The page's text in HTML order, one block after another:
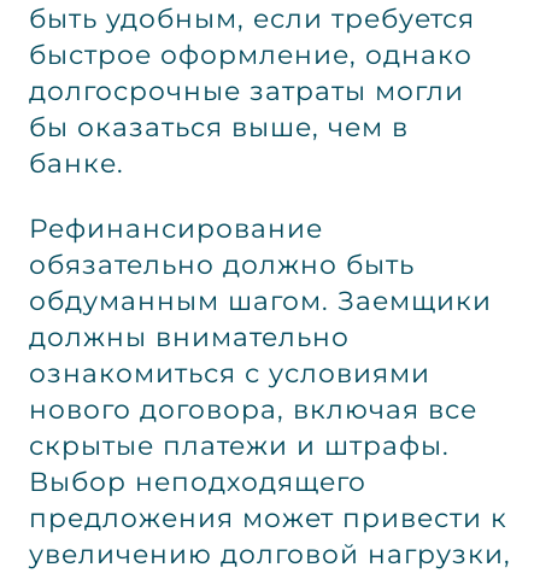
быть удобным, если требуется
быстрое оформление, однако
долгосрочные затраты могли
бы оказаться выше, чем в
банке.
Рефинансирование
обязательно должно быть
обдуманным шагом. Заемщики
должны внимательно
ознакомиться с условиями
нового договора, включая все
скрытые платежи и штрафы.
Выбор неподходящего
предложения может привести к
увеличению долговой нагрузки,